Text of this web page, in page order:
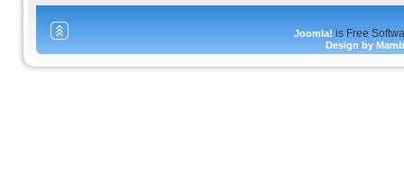
Joomla! is Free
Design by